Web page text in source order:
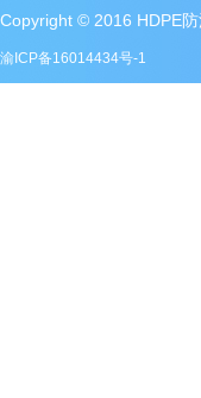
Copyright © 2016 HDPE
渝ICP备16014434号-1